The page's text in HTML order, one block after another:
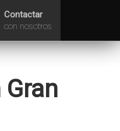
Contactar
con nosotros